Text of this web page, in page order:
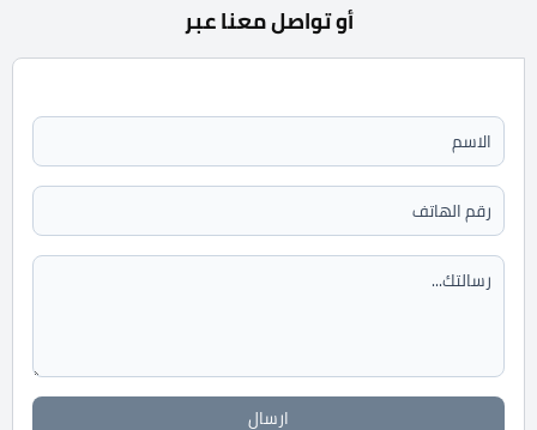
أو تواصل معنا عبر
ارسال